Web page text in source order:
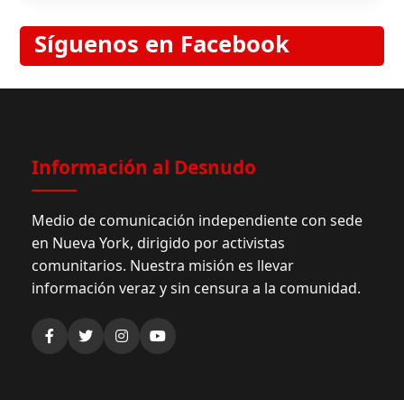
Síguenos en Facebook
Información al Desnudo
Medio de comunicación independiente con sede
en Nueva York, dirigido por activistas
comunitarios. Nuestra misión es llevar
información veraz y sin censura a la comunidad.